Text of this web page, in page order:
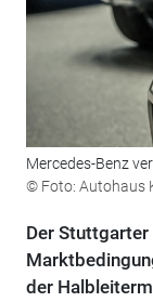
Mercedes-Benz
© Foto: Autohaus
Der
der